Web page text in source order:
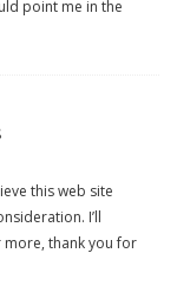
point me in the
this web site
I’ll
thank you for